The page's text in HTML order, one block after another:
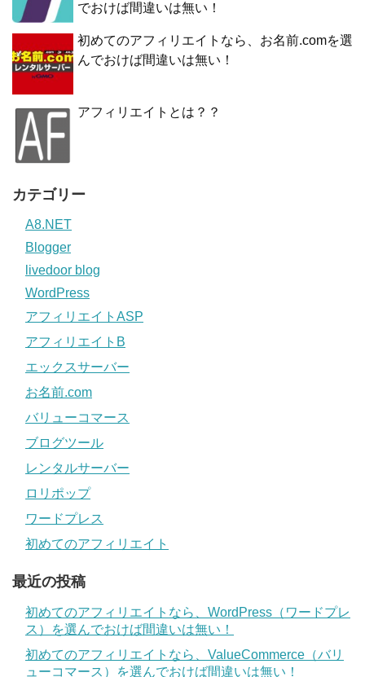
でおけば間違いは無い！
初めてのアフィリエイトなら、お名前.comを選
んでおけば間違いは無い！
アフィリエイトとは？？
カテゴリー
A8.NET
Blogger
livedoor blog
WordPress
アフィリエイトASP
アフィリエイトB
エックスサーバー
お名前.com
バリューコマース
ブログツール
レンタルサーバー
ロリポップ
ワードプレス
初めてのアフィリエイト
最近の投稿
初めてのアフィリエイトなら、WordPress（ワードプレ
ス）を選んでおけば間違いは無い！
初めてのアフィリエイトなら、ValueCommerce（バリ
ューコマース）を選んでおけば間違いは無い！